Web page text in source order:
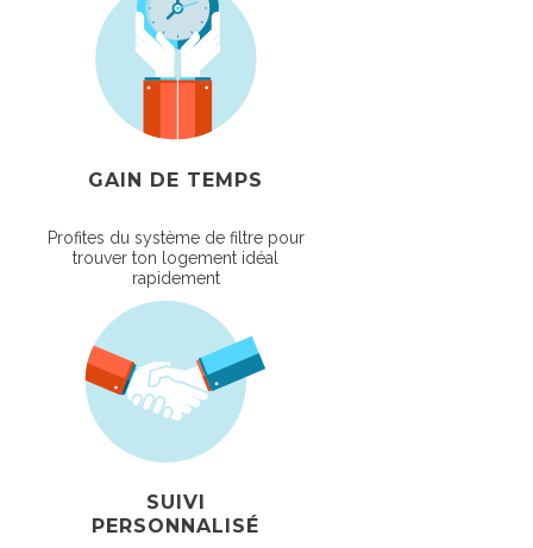
GAIN DE TEMPS
Profites du système de filtre pour
trouver ton logement idéal
rapidement
SUIVI
PERSONNALISÉ